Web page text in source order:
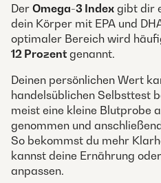
Der Omega-3 Index gibt dir
dein Körper mit EPA und
optimaler Bereich wird
12 Prozent genannt.
Deinen persönlichen Wert
handelsüblichen Selbsttest
meist eine kleine Blutprobe
genommen und
So bekommst du mehr
kannst deine Ernährung
anpassen.